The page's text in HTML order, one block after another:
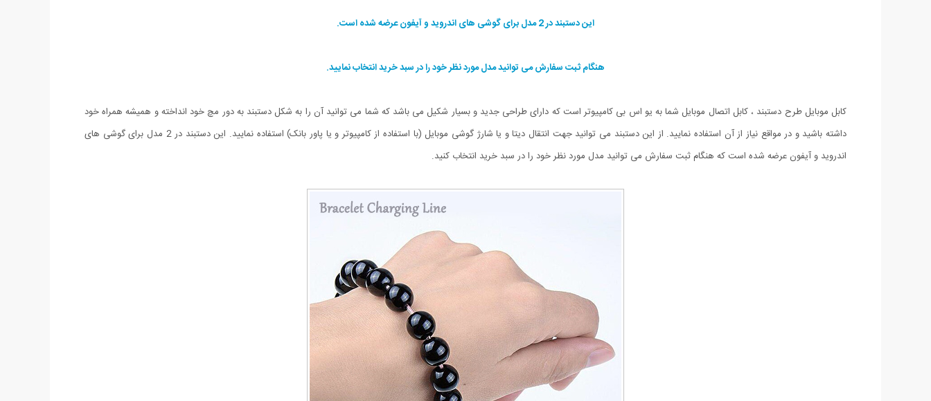
این دستبند در 2 مدل برای گوشی های اندروید و آیفون عرضه شده است.
هنگام ثبت سفارش می توانید مدل مورد نظر خود را در سبد خرید انتخاب نمایید.
کابل موبایل طرح دستبند ، کابل اتصال موبایل شما به یو اس بی کامپیوتر است که دارای طراحی جدید و بسیار شکیل می باشد که شما می توانید آن را به شکل دستبند به دور مچ خود انداخته و همیشه همراه خود
داشته باشید و در مواقع نیاز از آن استفاده نمایید. از این دستبند می توانید جهت انتقال دیتا و یا شارژ گوشی موبایل (با استفاده از کامپیوتر و یا پاور بانک) استفاده نمایید. این دستبند در 2 مدل برای گوشی های
اندروید و آیفون عرضه شده است که هنگام ثبت سفارش می توانید مدل مورد نظر خود را در سبد خرید انتخاب کنید.